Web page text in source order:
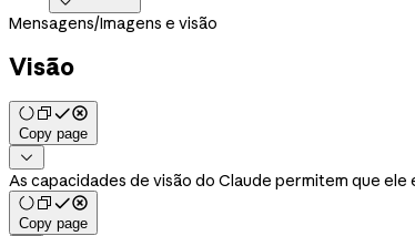
Mensagens/Imagens e visão
Visão
Copy page

As capacidades de visão do Claude permitem que
Copy page